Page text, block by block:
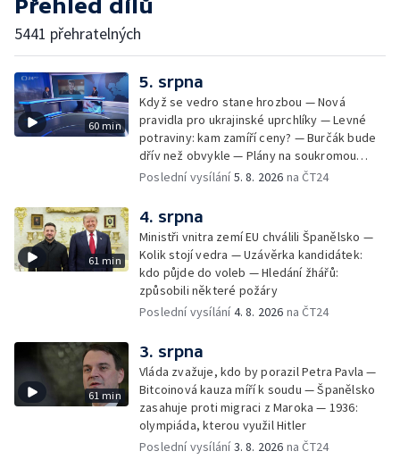
Přehled dílů
5441 přehratelných
60 min
5. srpna
Když se vedro stane hrozbou — Nová
pravidla pro ukrajinské uprchlíky — Levné
potraviny: kam zamíří ceny? — Burčák bude
dřív než obvykle — Plány na soukromou
orbitální stanici
Poslední vysílání5. 8. 2026 na ČT24
61 min
4. srpna
Ministři vnitra zemí EU chválili Španělsko —
Kolik stojí vedra — Uzávěrka kandidátek:
kdo půjde do voleb — Hledání žhářů:
způsobili některé požáry
Poslední vysílání4. 8. 2026 na ČT24
61 min
3. srpna
Vláda zvažuje, kdo by porazil Petra Pavla —
Bitcoinová kauza míří k soudu — Španělsko
zasahuje proti migraci z Maroka — 1936:
olympiáda, kterou využil Hitler
Poslední vysílání3. 8. 2026 na ČT24